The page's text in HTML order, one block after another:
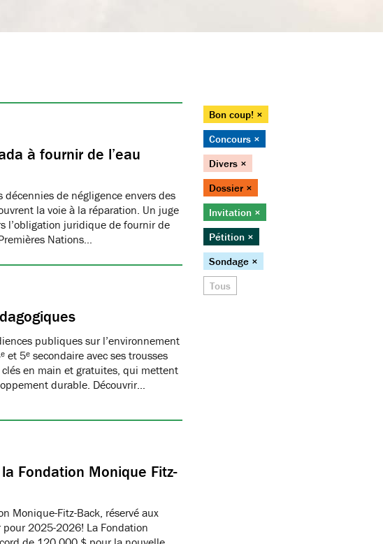
à fournir de l’eau
de négligence envers des
la voie à la réparation. Un juge
l’obligation juridique de fournir de
Nations…
publiques sur l’environnement
et 5ᵉ secondaire avec ses trousses
clés en main et gratuites, qui mettent
durable. Découvrir…
Fondation Monique Fitz-
Monique-Fitz-Back, réservé aux
pour 2025-2026! La Fondation
Bon coup! ×
Concours ×
Divers ×
Dossier ×
Invitation ×
Pétition ×
Sondage ×
Tous